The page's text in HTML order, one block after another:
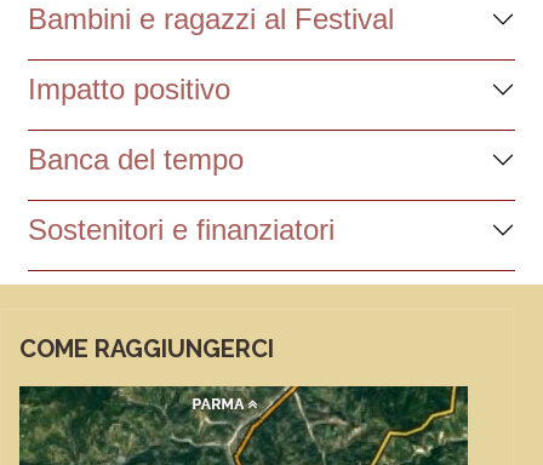
Bambini e ragazzi al Festival
Impatto positivo
Banca del tempo
Sostenitori e finanziatori
COME RAGGIUNGERCI